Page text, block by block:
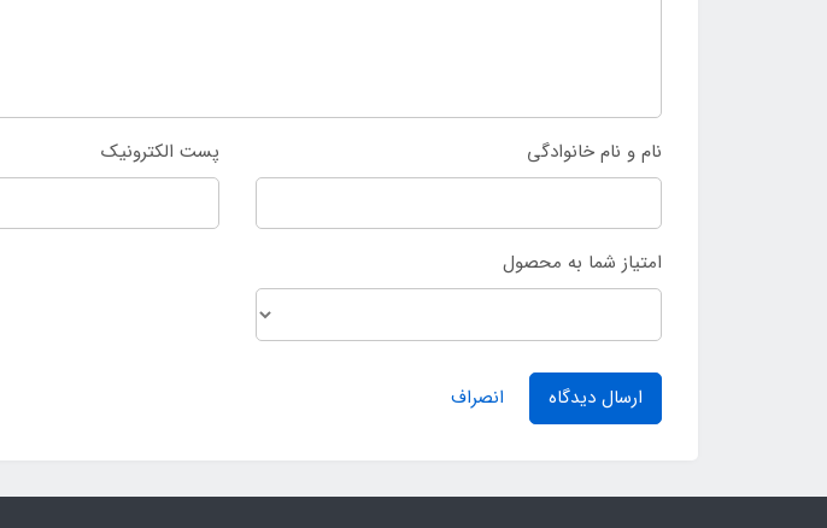
نام و نام خانوادگی پست الکترونیک
امتیاز شما به محصول
ارسال دیدگاه انصراف